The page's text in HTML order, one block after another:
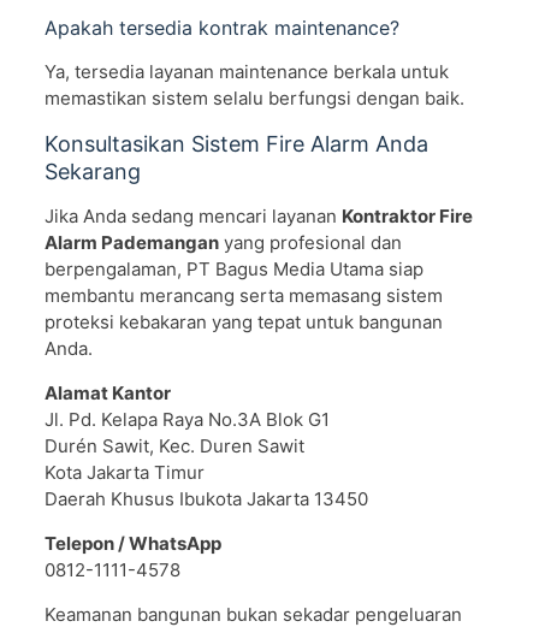
Apakah tersedia kontrak maintenance?
Ya, tersedia layanan maintenance berkala untuk
memastikan sistem selalu berfungsi dengan baik.
Konsultasikan Sistem Fire Alarm Anda
Sekarang
Jika Anda sedang mencari layanan Kontraktor Fire
Alarm Pademanganyang profesional dan
berpengalaman, PT Bagus Media Utama siap
membantu merancang serta memasang sistem
proteksi kebakaran yang tepat untuk bangunan
Anda.
Alamat Kantor
Jl. Pd. Kelapa Raya No.3A Blok G1
Durén Sawit, Kec. Duren Sawit
Kota Jakarta Timur
Daerah Khusus Ibukota Jakarta 13450
Telepon / WhatsApp
0812-1111-4578
Keamanan bangunan bukan sekadar pengeluaran